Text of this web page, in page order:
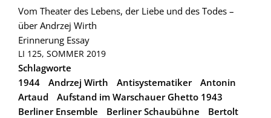
Vom Theater des Lebens, der Liebe und des Todes –
über Andrzej Wirth
Erinnerung Essay
LI 125, SOMMER 2019
Schlagworte
1944
Andrzej Wirth Antisystematiker
Antonin
Artaud
Aufstand im Warschauer Ghetto 1943
Berliner Ensemble
Berliner Schaubühne
Bertolt